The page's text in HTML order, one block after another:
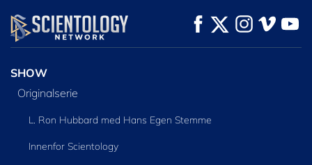
SE UTFORSK SERIEN
SHOW
Originalserie
L. Ron Hubbard med Hans Egen Stemme
Innenfor Scientology